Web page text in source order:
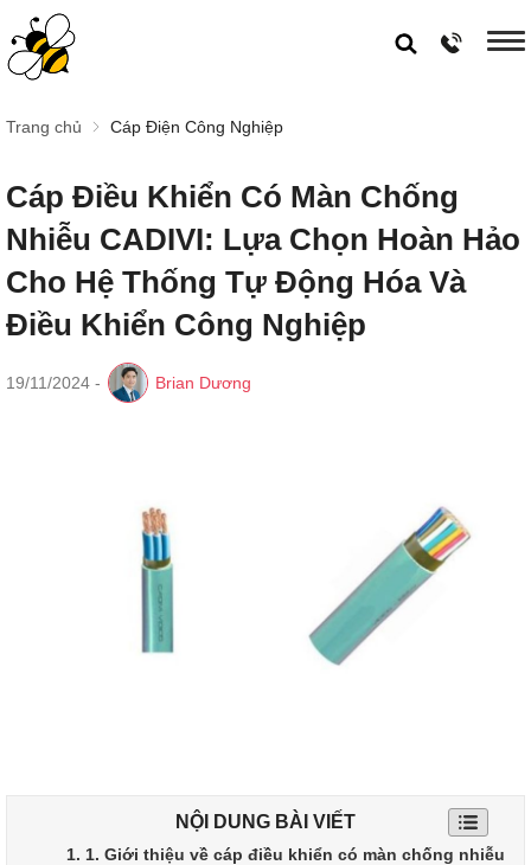
Trang chủ Cáp Điện Công Nghiệp
Cáp Điều Khiển Có Màn Chống
Nhiễu CADIVI: Lựa Chọn Hoàn Hảo
Cho Hệ Thống Tự Động Hóa Và
Điều Khiển Công Nghiệp
19/11/2024 - Brian Dương
NỘI DUNG BÀI VIẾT
1. 1. Giới thiệu về cáp điều khiển có màn chống nhiễu